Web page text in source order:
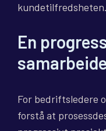
kundetilfredsheten.
En
For bedriftsledere
forstå at